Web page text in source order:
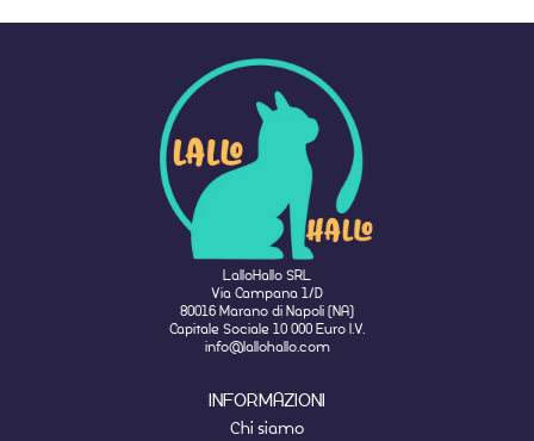
LalloHallo SRL
Via Campana 1/D
80016 Marano di Napoli (NA)
Capitale Sociale 10 000 Euro I.V.
info@lallohallo.com
INFORMAZIONI
Chi siamo